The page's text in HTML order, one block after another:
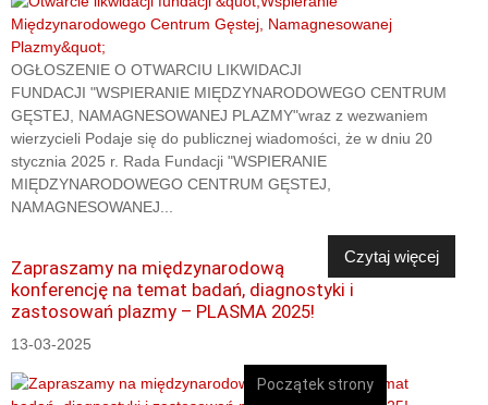
OGŁOSZENIE O OTWARCIU LIKWIDACJI
FUNDACJI "WSPIERANIE MIĘDZYNARODOWEGO CENTRUM
GĘSTEJ, NAMAGNESOWANEJ PLAZMY"wraz z wezwaniem
wierzycieli Podaje się do publicznej wiadomości, że w dniu 20
stycznia 2025 r. Rada Fundacji "WSPIERANIE
MIĘDZYNARODOWEGO CENTRUM GĘSTEJ,
NAMAGNESOWANEJ...
Czytaj więcej
Zapraszamy na międzynarodową
konferencję na temat badań, diagnostyki i
zastosowań plazmy – PLASMA 2025!
13-03-2025
Początek strony